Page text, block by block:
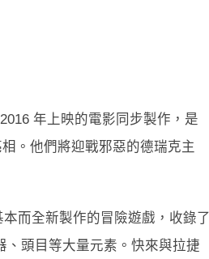
年上映的電影同步製作，是
。他們將迎戰邪惡的德瑞克主
而全新製作的冒險遊戲，收錄了
、頭目等大量元素。快來與拉捷